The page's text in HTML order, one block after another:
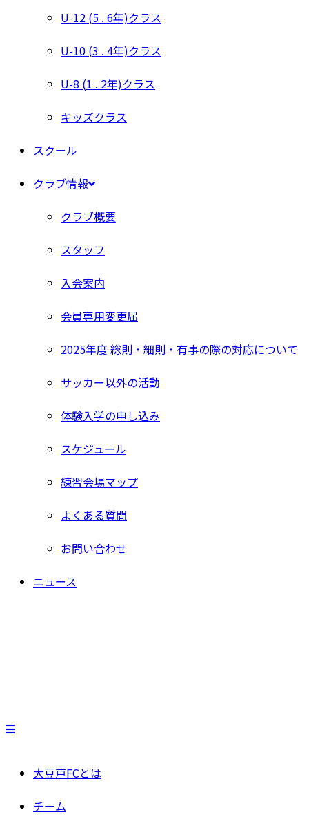
U-12 (5 . 6年)クラス
U-10 (3 . 4年)クラス
U-8 (1 . 2年)クラス
キッズクラス
スクール
クラブ情報
クラブ概要
スタッフ
入会案内
会員専用変更届
2025年度 総則・細則・有事の際の対応について
サッカー以外の活動
体験入学の申し込み
スケジュール
練習会場マップ
よくある質問
お問い合わせ
ニュース
大豆戸FCとは
チーム